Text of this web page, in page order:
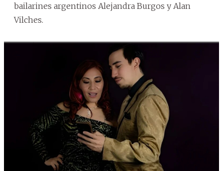
bailarines argentinos Alejandra Burgos y Alan
Vilches.